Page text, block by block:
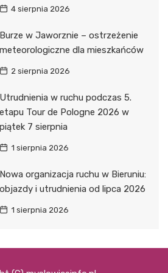
4 sierpnia 2026
Burze w Jaworznie – ostrzeżenie
meteorologiczne dla mieszkańców
2 sierpnia 2026
Utrudnienia w ruchu podczas 5.
etapu Tour de Pologne 2026 w
piątek 7 sierpnia
1 sierpnia 2026
Nowa organizacja ruchu w Bieruniu:
objazdy i utrudnienia od lipca 2026
1 sierpnia 2026